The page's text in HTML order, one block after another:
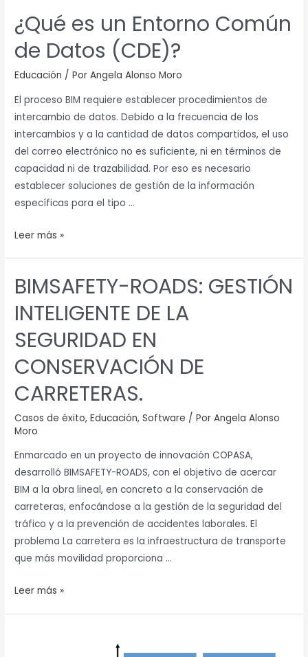
¿Qué es un Entorno Común
de Datos (CDE)?
Educación / PorAngela Alonso Moro
El proceso BIM requiere establecer procedimientos de
intercambio de datos. Debido a la frecuencia de los
intercambios y a la cantidad de datos compartidos, el uso
del correo electrónico no es suficiente, ni en términos de
capacidad ni de trazabilidad. Por eso es necesario
establecer soluciones de gestión de la información
específicas para el tipo …
Leer más »
BIMSAFETY-ROADS: GESTIÓN
INTELIGENTE DE LA
SEGURIDAD EN
CONSERVACIÓN DE
CARRETERAS.
Casos de éxito,Educación,Software / PorAngela Alonso
Moro
Enmarcado en un proyecto de innovación COPASA,
desarrolló BIMSAFETY-ROADS, con el objetivo de acercar
BIM a la obra lineal, en concreto a la conservación de
carreteras, enfocándose a la gestión de la seguridad del
tráfico y a la prevención de accidentes laborales. El
problema La carretera es la infraestructura de transporte
que más movilidad proporciona …
BIMSAFETY-
ROADS:
GESTIÓN
INTELIGENTE
DE
LA
SEGURIDAD
EN
CONSERVACIÓN
DE
CARRETERAS.
Leer más »